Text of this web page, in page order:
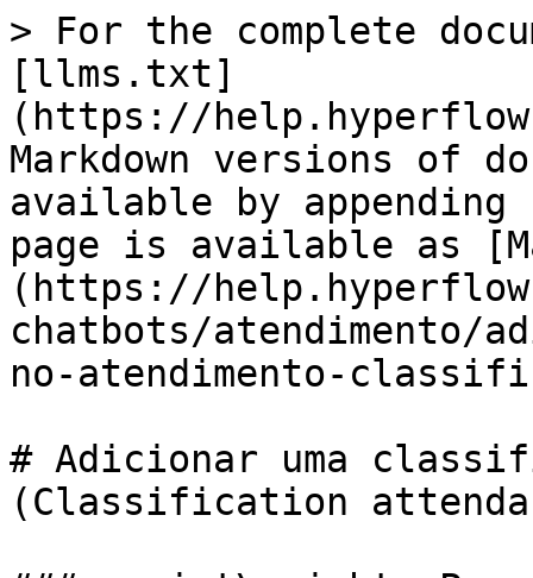
> For the complete
[llms.txt]
(https://
Markdown versions of
available by
page is available as
(https://
chatbots/atendimento/
no-atendimento-
# Adicionar uma
(Classification